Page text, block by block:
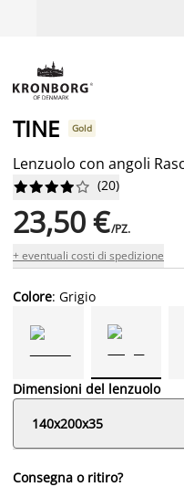
TINE Gold
Lenzuolo con angoli





 (20)
23,50 €/PZ.
+ eventuali costi di spedizione
Colore: Grigio
Dimensioni del lenzuolo
140x200x35
Consegna o ritiro?